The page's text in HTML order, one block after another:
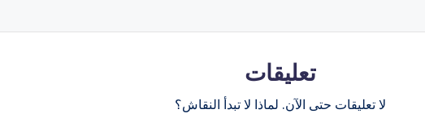
تعليقات
لا تعليقات حتى الآن. لماذا لا تبدأ النقاش؟